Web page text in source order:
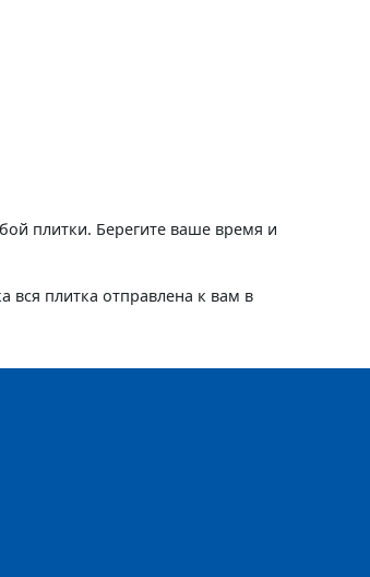
плитки. Берегите ваше время и
вся плитка отправлена к вам в